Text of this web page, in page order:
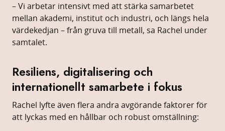
–Vi arbetar intensivt med att stärka samarbetet
mellan akademi, institut och industri, och längs hela
värdekedjan –från gruva till metall, sa Rachel under
samtalet.
Resiliens, digitalisering och
internationellt samarbete i fokus
Rachel lyfteäven flera andra avgörandefaktorerför
att lyckas med en hållbar och robust omställning: